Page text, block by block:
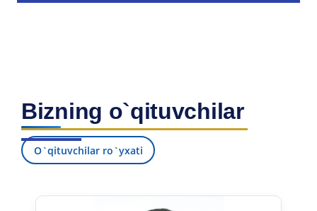
Bizning o`qituvchilar
O`qituvchilar ro`yxati